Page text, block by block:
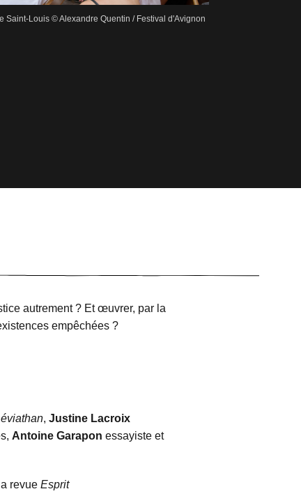
Saint-Louis © Alexandre Quentin / Festival d'Avignon
autrement ? Et œuvrer, par la
empêchées ?
, Justine Lacroix
Antoine Garapon essayiste et
revue Esprit